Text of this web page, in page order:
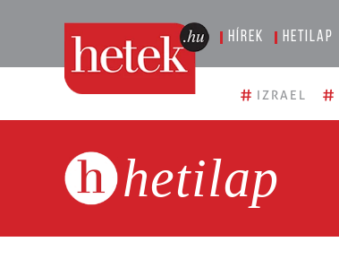
Hírek Hetilap
# IZRAEL #
hetilap